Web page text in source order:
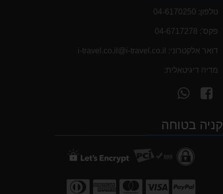
טלפון: 04-6170250
פקס': 04-6717278
דואר אלקטרוני: i-travel.co.il@i-travel.co.il
מדיה דיגיטאלית:
עקוב
אחרינו
facebook
WhatsAppקניה בטוחה